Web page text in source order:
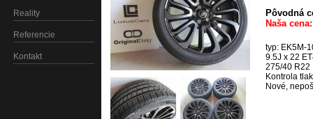
Reality
Referencie
Kontakt
Pôvodná
Naša
typ: EK5M-
9.5J x 22
275/40 R22
Kontrola
Nové,